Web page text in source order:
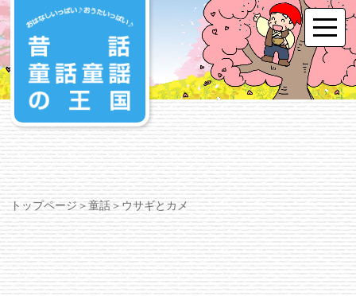
トップページ＞童話＞ウサギとカメ